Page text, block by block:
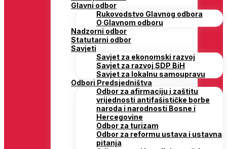
Glavni odbor
Rukovodstvo Glavnog odbora
O Glavnom odboru
Nadzorni odbor
Statutarni odbor
Savjeti
Savjet za ekonomski razvoj
Savjet za razvoj SDP BiH
Savjet za lokalnu samoupravu
Odbori Predsjedništva
Odbor za afirmaciju i zaštitu
vrijednosti antifašističke borbe
naroda i narodnosti Bosne i
Hercegovine
Odbor za turizam
Odbor za reformu ustava i ustavna
pitanja